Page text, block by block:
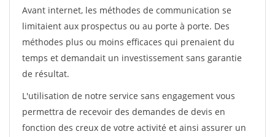
Avant internet, les méthodes de communication se
limitaient aux prospectus ou au porte à porte. Des
méthodes plus ou moins efficaces qui prenaient du
temps et demandait un investissement sans garantie
de résultat.
L'utilisation de notre service sans engagement vous
permettra de recevoir des demandes de devis en
fonction des creux de votre activité et ainsi assurer un